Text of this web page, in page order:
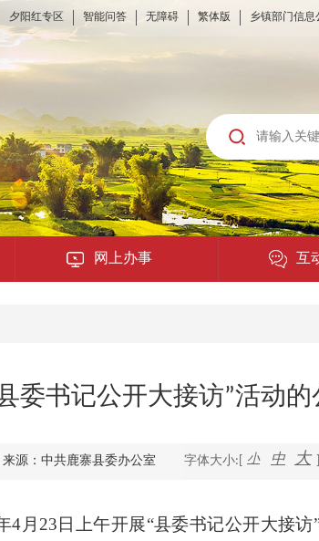
夕阳红专区 智能问答 无障碍 繁体版 乡镇部门信息
网上办事
便民提示
利企查询
互
在
委书记公开大接访”活动的
来源：中共鹿寨县委办公室 字体大小:[ 小 中 大
4 月 23 日上午开展“县委书记公开大接